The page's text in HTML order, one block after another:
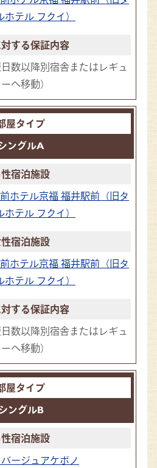
テル フクイ）
日数以降別宿舎またはレギュ
へ移動）
ングルA
ホテル京福 福井駅前（旧タ
テル フクイ）
ホテル京福 福井駅前（旧タ
テル フクイ）
日数以降別宿舎またはレギュ
へ移動）
ングルB
ージュアケボノ